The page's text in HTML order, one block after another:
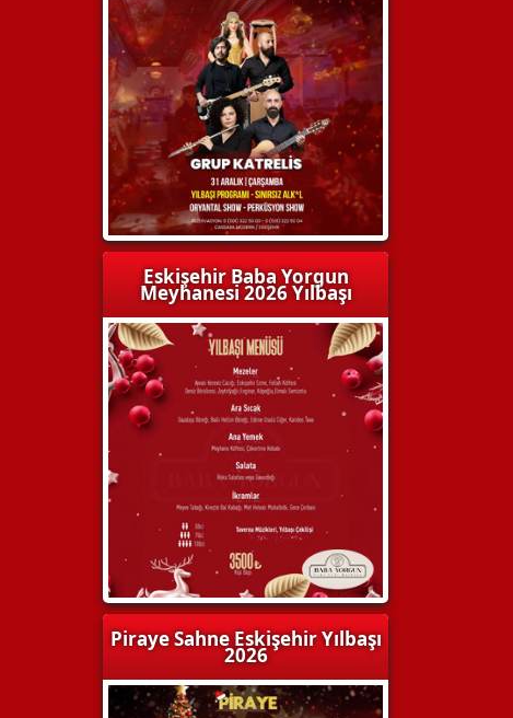
Eskişehir Baba Yorgun
Meyhanesi 2026 Yılbaşı
Piraye Sahne Eskişehir Yılbaşı
2026